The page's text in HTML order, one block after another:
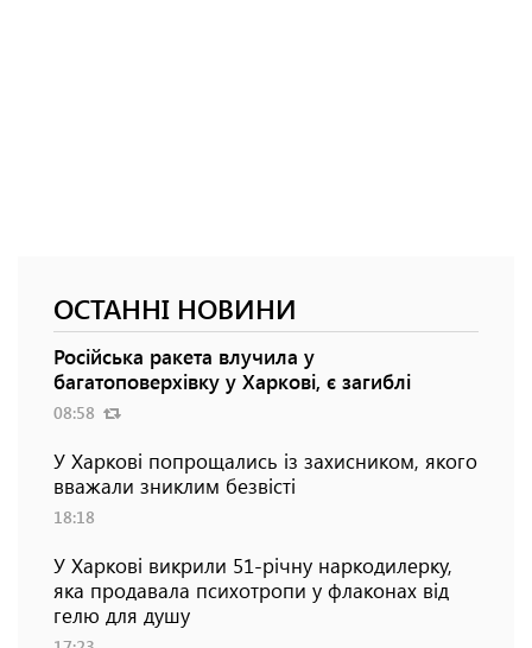
ОСТАННІ НОВИНИ
Російська ракета влучила у
багатоповерхівку у Харкові, є загиблі
08:58
У Харкові попрощались із захисником, якого
вважали зниклим безвісті
18:18
У Харкові викрили 51-річну наркодилерку,
яка продавала психотропи у флаконах від
гелю для душу